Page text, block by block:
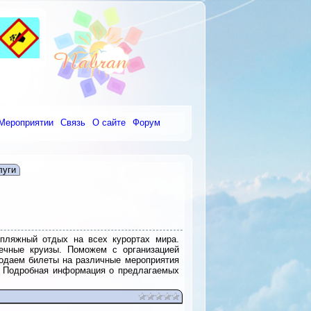
Связь О сайте Форум
отдых на всех курортах мира.
круизы. Поможем с организацией
билеты на различные мероприятия
информация о предлагаемых